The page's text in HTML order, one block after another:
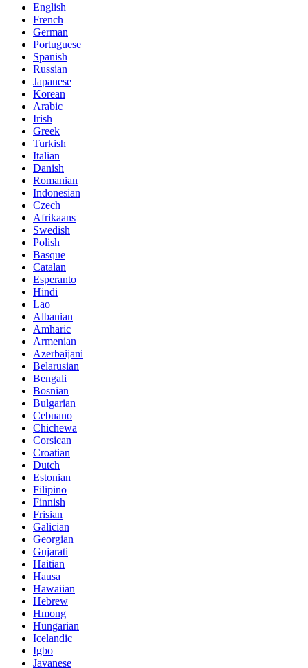
English
French
German
Portuguese
Spanish
Russian
Japanese
Korean
Arabic
Irish
Greek
Turkish
Italian
Danish
Romanian
Indonesian
Czech
Afrikaans
Swedish
Polish
Basque
Catalan
Esperanto
Hindi
Lao
Albanian
Amharic
Armenian
Azerbaijani
Belarusian
Bengali
Bosnian
Bulgarian
Cebuano
Chichewa
Corsican
Croatian
Dutch
Estonian
Filipino
Finnish
Frisian
Galician
Georgian
Gujarati
Haitian
Hausa
Hawaiian
Hebrew
Hmong
Hungarian
Icelandic
Igbo
Javanese